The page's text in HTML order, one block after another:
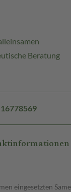
Beratung
eingesetzten